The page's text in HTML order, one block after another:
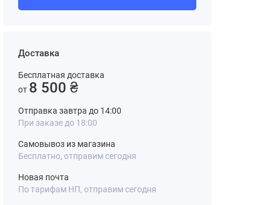
Доставка
Бесплатная доставка
от 8 500 ₴
Отправка завтра до 14:00
При заказе до 18:00
Самовывоз из магазина
Бесплатно, отправим сегодня
Новая почта
По тарифам НП, отправим сегодня